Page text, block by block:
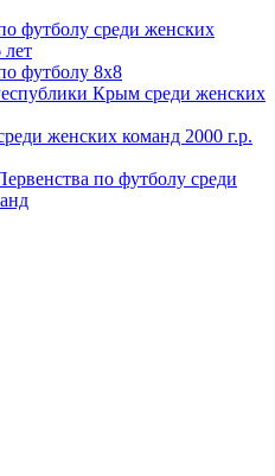
футболу среди женских
лет
футболу 8х8
Крым среди женских
женских команд 2000 г.р.
по футболу среди